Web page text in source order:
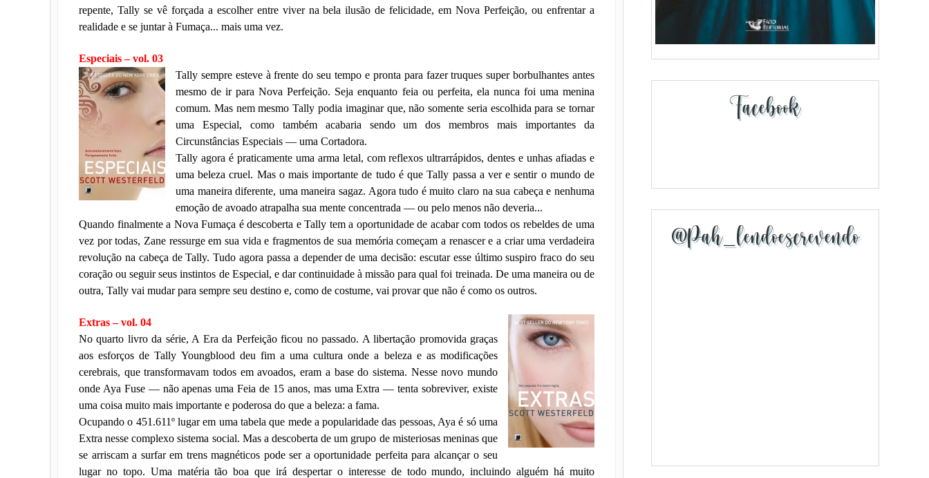
repente, Tally se vê forçada a escolher entre viver na bela ilusão de felicidade, em Nova Perfeição, ou enfrentar a
realidade e se juntar à Fumaça... mais uma vez.
Especiais – vol. 03
Tally sempre esteve à frente do seu tempo e pronta para fazer truques super borbulhantes antes
mesmo de ir para Nova Perfeição. Seja enquanto feia ou perfeita, ela nunca foi uma menina
comum. Mas nem mesmo Tally podia imaginar que, não somente seria escolhida para se tornar
uma Especial, como também acabaria sendo um dos membros mais importantes da
Circunstâncias Especiais — uma Cortadora.
Tally agora é praticamente uma arma letal, com reflexos ultrarrápidos, dentes e unhas afiadas e
uma beleza cruel. Mas o mais importante de tudo é que Tally passa a ver e sentir o mundo de
uma maneira diferente, uma maneira sagaz. Agora tudo é muito claro na sua cabeça e nenhuma
emoção de avoado atrapalha sua mente concentrada — ou pelo menos não deveria...
Quando finalmente a Nova Fumaça é descoberta e Tally tem a oportunidade de acabar com todos os rebeldes de uma
vez por todas, Zane ressurge em sua vida e fragmentos de sua memória começam a renascer e a criar uma verdadeira
revolução na cabeça de Tally. Tudo agora passa a depender de uma decisão: escutar esse último suspiro fraco do seu
coração ou seguir seus instintos de Especial, e dar continuidade à missão para qual foi treinada. De uma maneira ou de
outra, Tally vai mudar para sempre seu destino e, como de costume, vai provar que não é como os outros.
Extras – vol. 04
No quarto livro da série, A Era da Perfeição ficou no passado. A libertação promovida graças
aos esforços de Tally Youngblood deu fim a uma cultura onde a beleza e as modificações
cerebrais, que transformavam todos em avoados, eram a base do sistema. Nesse novo mundo
onde Aya Fuse — não apenas uma Feia de 15 anos, mas uma Extra — tenta sobreviver, existe
uma coisa muito mais importante e poderosa do que a beleza: a fama.
Ocupando o 451.611º lugar em uma tabela que mede a popularidade das pessoas, Aya é só uma
Extra nesse complexo sistema social. Mas a descoberta de um grupo de misteriosas meninas que
se arriscam a surfar em trens magnéticos pode ser a oportunidade perfeita para alcançar o seu
lugar no topo. Uma matéria tão boa que irá despertar o interesse de todo mundo, incluindo alguém há muito
Facebook
@pah_lendoescrevendo